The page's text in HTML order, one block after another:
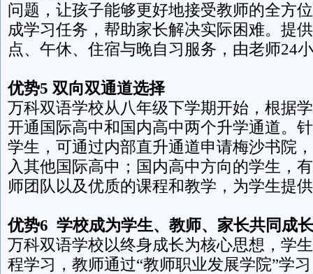
问题，让孩子能够更好地接受教师的全方
成学习任务，帮助家长解决实际困难。提
点、午休、住宿与晚自习服务，由老师24
优势5 双向双通道选择
万科双语学校从八年级下学期开始，根据
开通国际高中和国内高中两个升学通道。
学生，可通过内部直升通道申请梅沙书院
入其他国际高中；国内高中方向的学生，
师团队以及优质的课程和教学，为学生提
优势6 学校成为学生、教师、家长共同成
万科双语学校以终身成长为核心思想，学
程学习，教师通过“教师职业发展学院”学